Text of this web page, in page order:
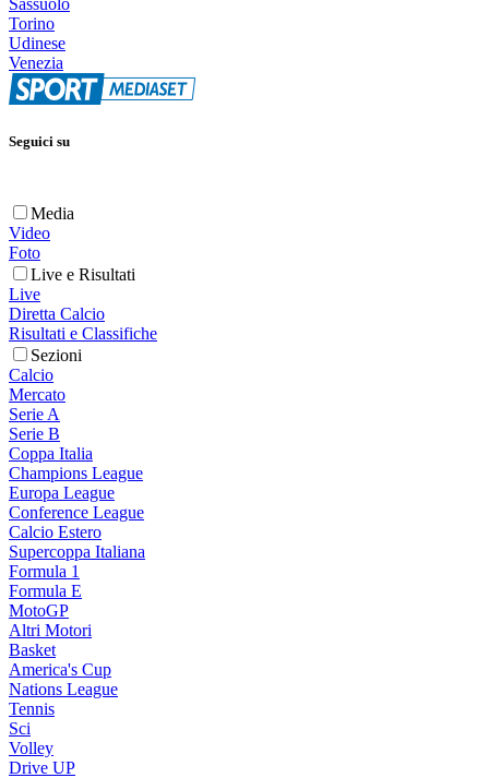
Sassuolo
Torino
Udinese
Venezia
Seguici su
Media
Video
Foto
Live e Risultati
Live
Diretta Calcio
Risultati e Classifiche
Sezioni
Calcio
Mercato
Serie A
Serie B
Coppa Italia
Champions League
Europa League
Conference League
Calcio Estero
Supercoppa Italiana
Formula 1
Formula E
MotoGP
Altri Motori
Basket
America's Cup
Nations League
Tennis
Sci
Volley
Drive UP